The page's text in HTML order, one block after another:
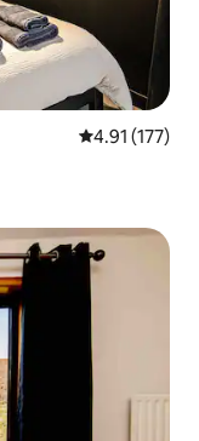
คะแนนเฉลี่ย
4.91 (177)